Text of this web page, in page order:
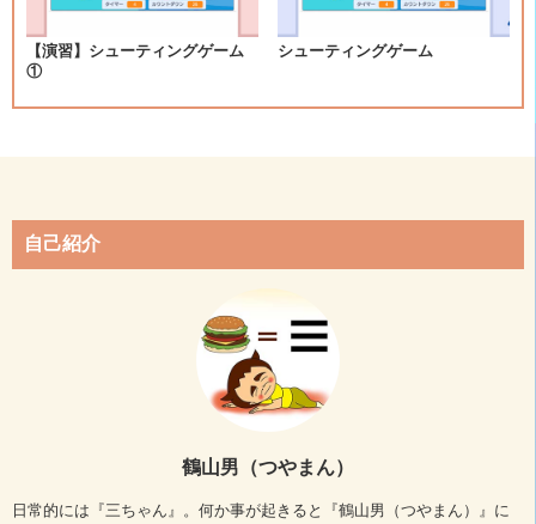
【演習】シューティングゲーム
①
シューティングゲーム
自己紹介
鶴山男（つやまん）
日常的には『三ちゃん』。何か事が起きると『鶴山男（つやまん）』に